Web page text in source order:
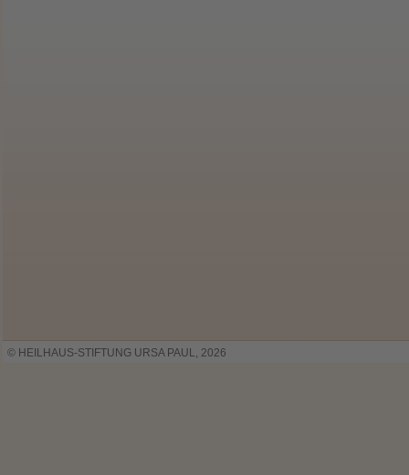
© HEILHAUS-STIFTUNG URSA PAUL, 2026